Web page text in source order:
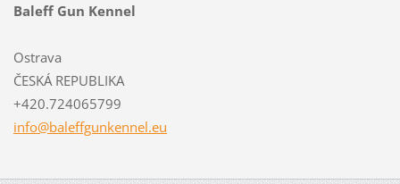
Baleff Gun Kennel
Ostrava
ČESKÁ REPUBLIKA
+420.724065799
info@baleffgunkennel.eu